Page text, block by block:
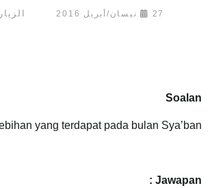
27 نيسان/أبريل 2016
Soalan
yang terdapat pada bulan Sya’ban?
Jawapan :